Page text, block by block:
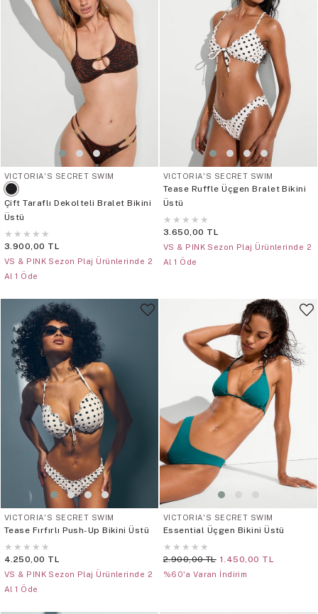
VICTORIA'S SECRET SWIM
Çift Taraflı Dekolteli Bralet Bikini
Üstü
★ ★ ★ ★ ★
3.900,00 TL
VS & PINK Sezon Plaj Ürünlerinde 2
Al 1 Öde
VICTORIA'S SECRET SWIM
Tease Ruffle Üçgen Bralet Bikini
Üstü
★ ★ ★ ★ ★
3.650,00 TL
VS & PINK Sezon Plaj Ürünlerinde 2
Al 1 Öde
VICTORIA'S SECRET SWIM
Tease Fırfırlı Push-Up Bikini Üstü
★ ★ ★ ★ ★
4.250,00 TL
VS & PINK Sezon Plaj Ürünlerinde 2
Al 1 Öde
VICTORIA'S SECRET SWIM
Essential Üçgen Bikini Üstü
★ ★ ★ ★ ★
2.900,00 TL 1.450,00 TL
%60'a Varan İndirim